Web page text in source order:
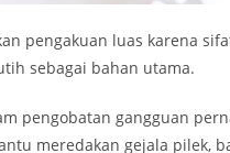
pengakuan luas karena
sebagai bahan utama.
pengobatan gangguan
meredakan gejala pilek,